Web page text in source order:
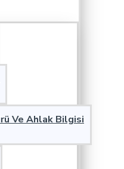
Ve Ahlak Bilgisi